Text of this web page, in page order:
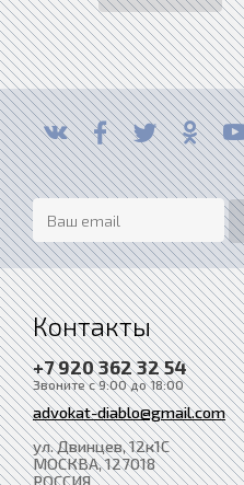
Контакты
+7 920 362 32 54
Звоните с 9:00 до 18:00
advokat-diablo@gmail.com
ул. Двинцев, 12к1С
МОСКВА, 127018
РОССИЯ